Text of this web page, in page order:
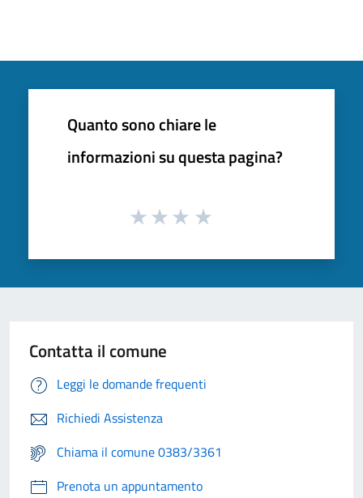
Quanto sono chiare le
informazioni su questa pagina?
Contatta il comune
Leggi le domande frequenti
Richiedi Assistenza
Chiama il comune 0383/3361
Prenota un appuntamento